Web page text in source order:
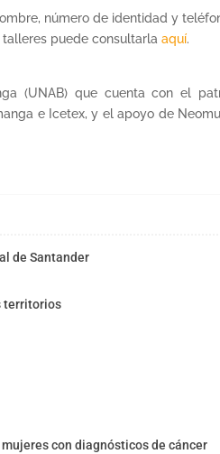
número de identidad y
talleres puede consultarlaaquí.
(UNAB) que cuenta con el
e Icetex, y el apoyo de
de Santander
territorios
con diagnósticos de cáncer